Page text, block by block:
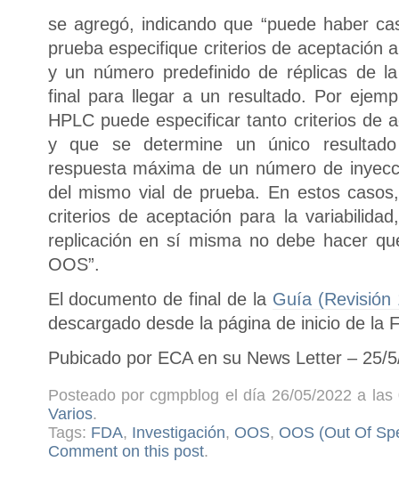
se agregó, indicando que “puede haber
prueba especifique criterios de aceptación
y un número predefinido de réplicas de
final para llegar a un resultado. Por
HPLC puede especificar tanto criterios de
y que se determine un único resultado
respuesta máxima de un número de
del mismo vial de prueba. En estos
criterios de aceptación para la
replicación en sí misma no debe hacer
OOS”.
El documento de final de la Guía (Revisión
descargado desde la página de inicio de la
Pubicado por ECA en su News Letter – 25/
Posteado por cgmpblog el día 26/05/2022 a
Varios.
Tags: FDA, Investigación, OOS, OOS (Out Of
Comment on this post.